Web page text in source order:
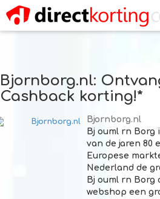
Bjornborg.nl:
Cashback korting!*
Bjornborg.nl
Bj ouml rn
van de jaren 80
Europese
Nederland de
Bj ouml rn
webshop een